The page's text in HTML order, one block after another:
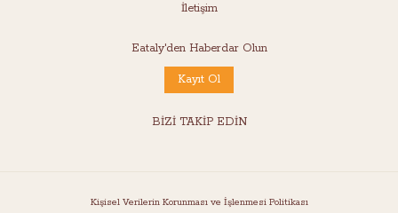
İletişim
Eataly'den Haberdar Olun
Kayıt Ol
BİZİ TAKİP EDİN
Kişisel Verilerin Korunması ve İşlenmesi Politikası